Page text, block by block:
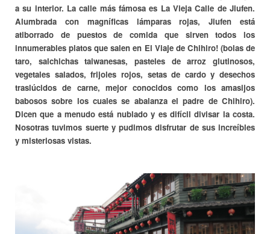
a su interior. La calle más fámosa es La Vieja Calle de Jiufen.
Alumbrada con magníficas lámparas rojas, Jiufen está
atiborrado de puestos de comida que sirven todos los
innumerables platos que salen en El Viaje de Chihiro! (bolas de
taro, salchichas taiwanesas, pasteles de arroz glutinosos,
vegetales salados, frijoles rojos, setas de cardo y desechos
traslúcidos de carne, mejor conocidos como los amasijos
babosos sobre los cuales se abalanza el padre de Chihiro).
Dicen que a menudo está nublado y es difícil divisar la costa.
Nosotras tuvimos suerte y pudimos disfrutar de sus increíbles
y misteriosas vistas.